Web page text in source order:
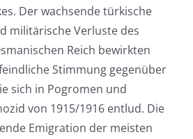
Der wachsende türkische
militärische Verluste des
Reich bewirkten
Stimmung gegenüber
sich in Pogromen und
von 1915/1916 entlud. Die
Emigration der meisten